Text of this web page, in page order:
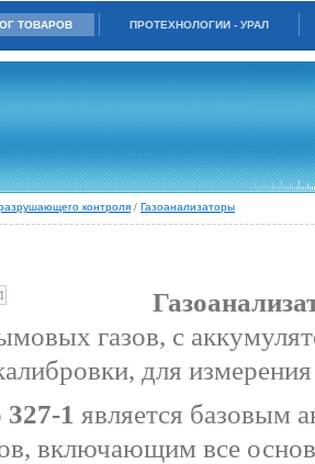
ТОВАРОВ ПРОТЕХНОЛОГИИ - УРАЛ
контроля / Газоанализаторы
газов, с
для
1 является базовым
включающим все